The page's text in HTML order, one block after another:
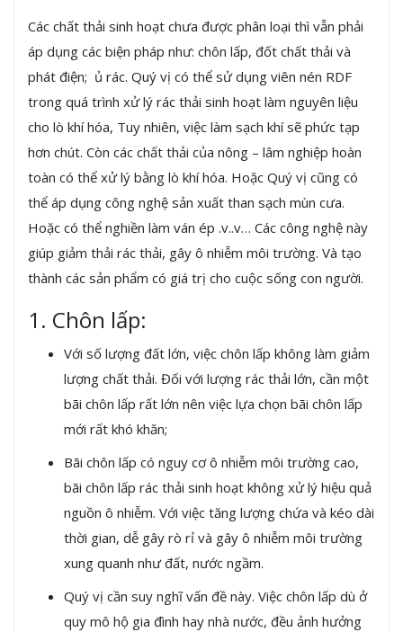
Các chất thải sinh hoạt chưa được phân loại thì vẫn phải
áp dụng các biện pháp như: chôn lấp, đốt chất thải và
phát điện; ủ rác. Quý vị có thể sử dụng viên nén RDF
trong quá trình xử lý rác thải sinh hoạt làm nguyên liệu
cho lò khí hóa, Tuy nhiên, việc làm sạch khí sẽ phức tạp
hơn chút. Còn các chất thải của nông – lâm nghiệp hoàn
toàn có thể xử lý bằng lò khí hóa. Hoặc Quý vị cũng có
thể áp dụng công nghệ sản xuất than sạch mùn cưa.
Hoặc có thể nghiền làm ván ép .v..v… Các công nghệ này
giúp giảm thải rác thải, gây ô nhiễm môi trường. Và tạo
thành các sản phẩm có giá trị cho cuộc sống con người.
1. Chôn lấp:
Với số lượng đất lớn, việc chôn lấp không làm giảm
lượng chất thải. Đối với lượng rác thải lớn, cần một
bãi chôn lấp rất lớn nên việc lựa chọn bãi chôn lấp
mới rất khó khăn;
Bãi chôn lấp có nguy cơ ô nhiễm môi trường cao,
bãi chôn lấp rác thải sinh hoạt không xử lý hiệu quả
nguồn ô nhiễm. Với việc tăng lượng chứa và kéo dài
thời gian, dễ gây rò rỉ và gây ô nhiễm môi trường
xung quanh như đất, nước ngầm.
Quý vị cần suy nghĩ vấn đề này. Việc chôn lấp dù ở
quy mô hộ gia đình hay nhà nước, đều ảnh hưởng